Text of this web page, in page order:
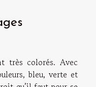
très colorés. Avec
bleu, verte et